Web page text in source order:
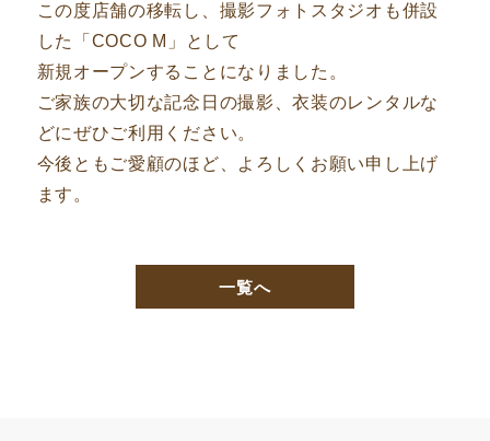
この度店舗の移転し、撮影フォトスタジオも併設
した「COCO M」として
新規オープンすることになりました。
ご家族の大切な記念日の撮影、衣装のレンタルな
どにぜひご利用ください。
今後ともご愛顧のほど、よろしくお願い申し上げ
ます。
一覧へ